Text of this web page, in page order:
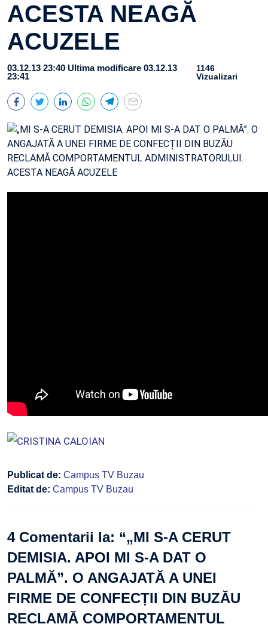
ACESTA NEAGĂ
ACUZELE
03.12.13 23:40 Ultima modificare 03.12.13
23:41
1146
Vizualizari
Publicat de: Campus TV Buzau
Editat de: Campus TV Buzau
4 Comentarii la: “„MI S-A CERUT
DEMISIA. APOI MI S-A DAT O
PALMĂ”. O ANGAJATĂ A UNEI
FIRME DE CONFECȚII DIN BUZĂU
RECLAMĂ COMPORTAMENTUL